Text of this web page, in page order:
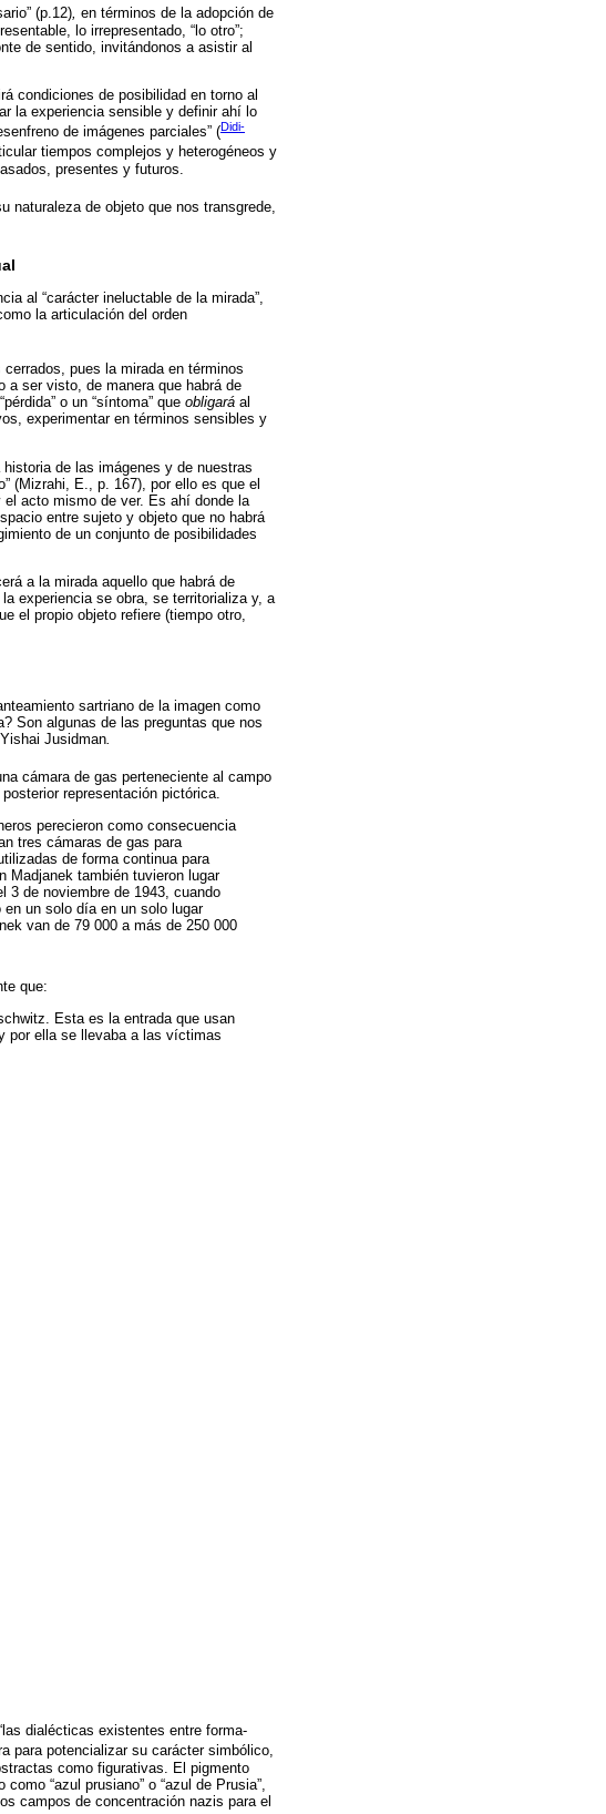
(p.12), en términos de la adopción de
lo irrepresentado, “lo otro”;
de sentido, invitándonos a asistir al
condiciones de posibilidad en torno al
la experiencia sensible y definir ahí lo
de imágenes parciales” (Didi-
tiempos complejos y heterogéneos y
presentes y futuros.
naturaleza de objeto que nos transgrede,
al “carácter ineluctable de la mirada”,
la articulación del orden
pues la mirada en términos
a ser visto, de manera que habrá de
o un “síntoma” que obligará al
experimentar en términos sensibles y
de las imágenes y de nuestras
(Mizrahi, E., p. 167), por ello es que el
el acto mismo de ver. Es ahí donde la
entre sujeto y objeto que no habrá
de un conjunto de posibilidades
a la mirada aquello que habrá de
la experiencia se obra, se territorializa y, a
el propio objeto refiere (tiempo otro,
sartriano de la imagen como
Son algunas de las preguntas que nos
Jusidman
cámara de gas perteneciente al campo
representación pictórica.
perecieron como consecuencia
tres cámaras de gas para
de forma continua para
Madjanek también tuvieron lugar
3 de noviembre de 1943, cuando
un solo día en un solo lugar
van de 79 000 a más de 250 000
que:
Esta es la entrada que usan
por ella se llevaba a las víctimas
dialécticas existentes entre forma-
para potencializar su carácter simbólico,
como figurativas. El pigmento
“azul prusiano” o “azul de Prusia”,
campos de concentración nazis para el